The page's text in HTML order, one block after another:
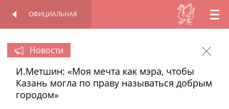
RU
ОФИЦИАЛЬНАЯ
Новости
И.Метшин: «Моя мечта как мэра, чтобы
Казань могла по праву называться добрым
городом»
ПЕРСОНАЛЬНАЯ
ОФИЦИАЛЬНАЯ